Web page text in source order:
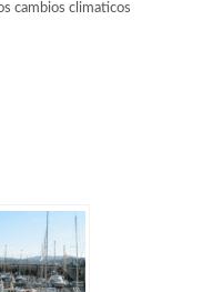
cambios climaticos